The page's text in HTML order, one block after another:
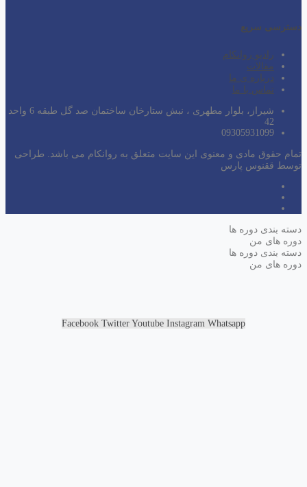
دسترسی سریع
رادیو روانکام
مقالات
درباره ی ما
تماس با ما
شیراز، بلوار مطهری ، نبش ستارخان ساختمان صد گل طبقه 6 واحد
42
09305931099
تمام حقوق مادی و معنوی این سایت متعلق به روانکام می باشد. طراحی
توسط ققنوس پارس
دسته بندی دوره ها
دوره های من
دسته بندی دوره ها
دوره های من
Facebook Twitter Youtube Instagram Whatsapp